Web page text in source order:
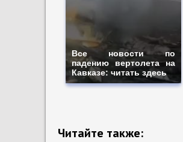
Все новости по
падению вертолета на
Кавказе: читать здесь
Читайте также: